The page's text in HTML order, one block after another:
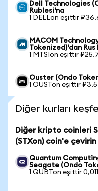
Dell Technologies
Rublesi'na
1 DELLon eşittir
MACOM
Tokenized)'dan Rus
1 MTSIon eşittir
Ouster (Ondo
1 OUSTon eşittir
Diğer kurları
Diğer kripto coinleri
(STXon) coin'e çevirin
Quantum
Seagate (Ondo
1 QUBTon eşittir